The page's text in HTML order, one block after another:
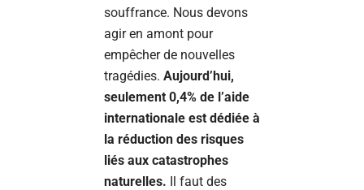
souffrance. Nous devons
agir en amont pour
empêcher de nouvelles
tragédies. Aujourd’hui,
seulement 0,4% de l’aide
internationale est dédiée à
la réduction des risques
liés aux catastrophes
naturelles. Il faut des